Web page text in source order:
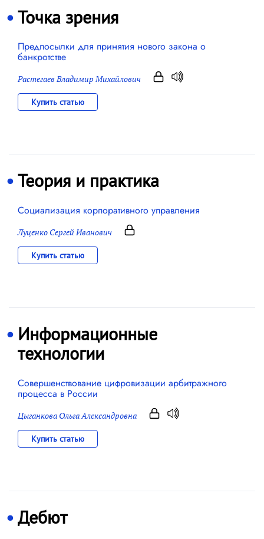
Точка зрения
Предпосылки для принятия нового закона о
банкротстве
Растегаев Владимир Михайлович
Купить статью
Теория и практика
Социализация корпоративного управления
Луценко Сергей Иванович
Купить статью
Информационные
технологии
Совершенствование цифровизации арбитражного
процесса в России
Цыганкова Ольга Александровна
Купить статью
Дебют